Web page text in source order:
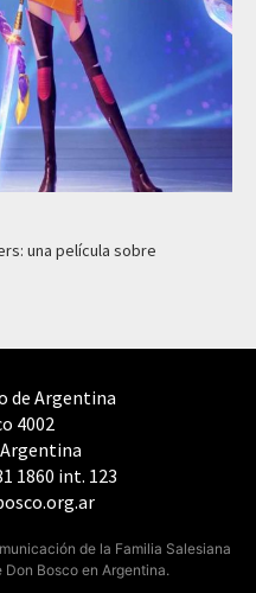
una película sobre
de Argentina
4002
Argentina
1860 int. 123
de la Familia Salesiana
Don Bosco en Argentina.